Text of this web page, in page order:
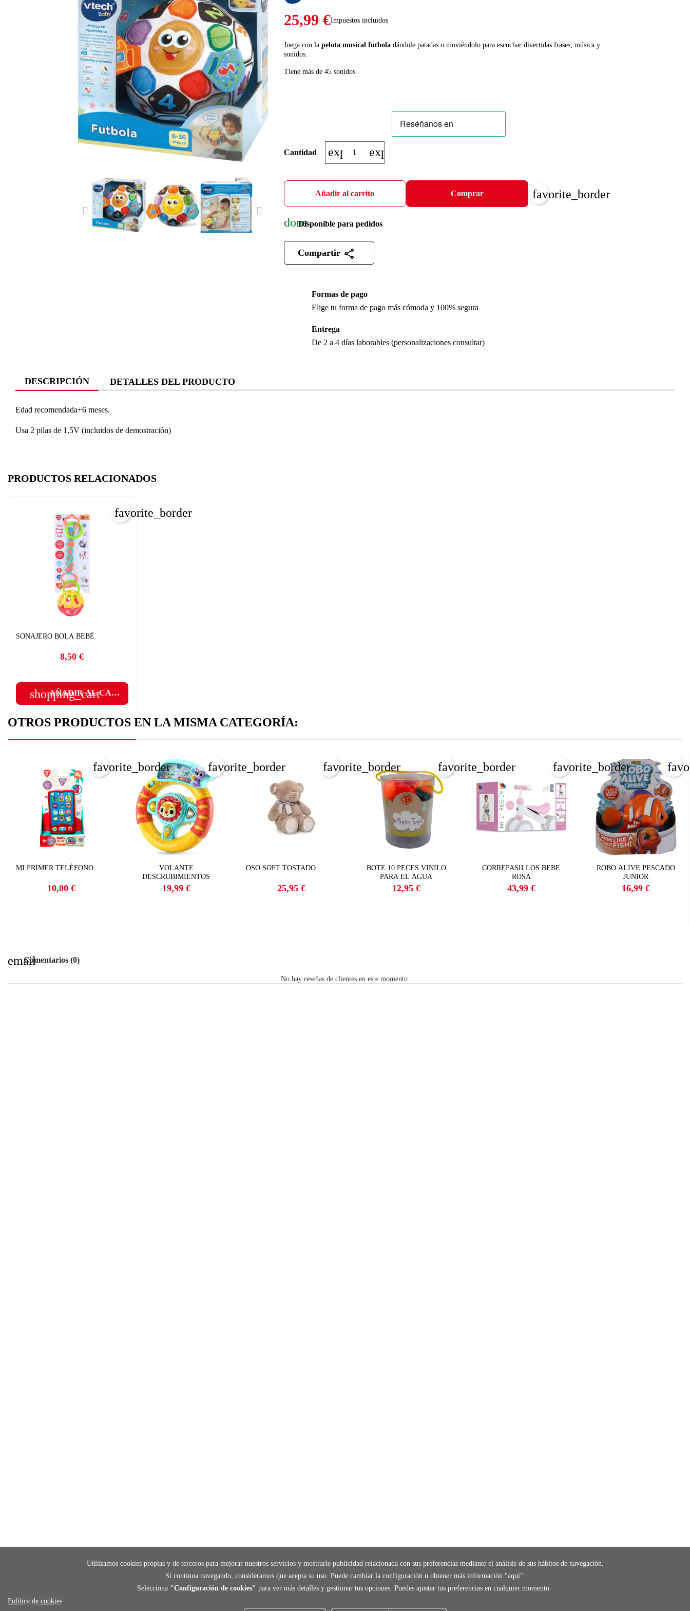
Utilizamos cookies propias y de terceros para mejorar nuestros servicios y mostrarle publicidad relacionada con sus preferencias mediante el análisis de sus hábitos de navegación.
Si continua navegando, consideramos que acepta su uso. Puede cambiar la configuración u obtener más información "aquí".
Selecciona "Configuración de cookies" para ver más detalles y gestionar tus opciones. Puedes ajustar tus preferencias en cualquier momento.
Política de cookies
PREVIOUS
25,99 €Impuestos incluidos
Juega con la pelota musical futboladándole patadas o moviéndolo para escuchar divertidas frases, música y
sonidos.
Tiene más de 45 sonidos.
Cantidad expand_moreexpand_less
Añadir al carrito Comprar favorite_border
doneDisponible para pedidos
Compartir
Formas de pago
Elige tu forma de pago más cómoda y 100% segura
Entrega
De 2 a 4 días laborables (personalizaciones consultar)
DESCRIPCIÓN DETALLES DEL PRODUCTO
Edad recomendada+6 meses.
Usa 2 pilas de 1,5V (incluidos de demostración)
PRODUCTOS RELACIONADOS
SONAJERO BOLA BEBÉ
Precio
8,50 €
shopping_cart
AÑADIR AL CARRITO
favorite_border
OTROS PRODUCTOS EN LA MISMA CATEGORÍA:
MI PRIMER TELÉFONO
Precio
10,00 €
favorite_border
VOLANTE
DESCRUBIMIENTOS
Precio
19,99 €
favorite_border
OSO SOFT TOSTADO
Precio
25,95 €
favorite_border
BOTE 10 PECES VINILO
PARA EL AGUA
Precio
12,95 €
favorite_border
CORREPASILLOS BEBE
ROSA
Precio
43,99 €
favorite_border
ROBO ALIVE PESCADO
JUNIOR
Precio
16,99 €
emailComentarios (0)
No hay reseñas de clientes en este momento.
CREAR LISTA DE DESEOS